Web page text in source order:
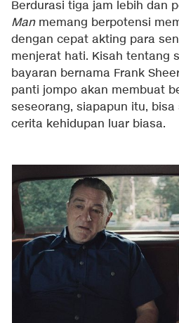
Berdurasi tiga jam lebih dan
Manmemang berpotensi
dengan cepat akting para
menjerat hati. Kisah tentang
bayaran bernama Frank
panti jompo akan membuat
seseorang, siapapun itu,
cerita kehidupan luar biasa.